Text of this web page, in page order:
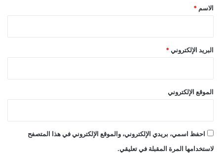
*
الاسم *
البريد الإلكتروني *
الموقع الإلكتروني
احفظ اسمي، بريدي الإلكتروني، والموقع الإلكتروني في هذا المتصفح
لاستخدامها المرة المقبلة في تعليقي.